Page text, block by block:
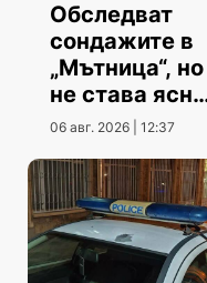
Обследват
сондажите в
„Мътница“, но
не става ясно
кога
06 авг. 2026 | 12:37